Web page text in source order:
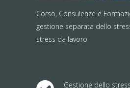
Corso, Consulenze e
gestione separata dello
stress da lavoro
Gestione dello